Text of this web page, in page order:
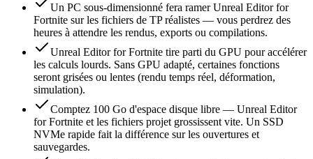
Un PC sous-dimensionné fera ramer Unreal Editor for
Fortnite sur les fichiers de TP réalistes — vous perdrez des
heures à attendre les rendus, exports ou compilations.
Unreal Editor for Fortnite tire parti du GPU pour accélérer
les calculs lourds. Sans GPU adapté, certaines fonctions
seront grisées ou lentes (rendu temps réel, déformation,
simulation).
Comptez 100 Go d'espace disque libre — Unreal Editor
for Fortnite et les fichiers projet grossissent vite. Un SSD
NVMe rapide fait la différence sur les ouvertures et
sauvegardes.